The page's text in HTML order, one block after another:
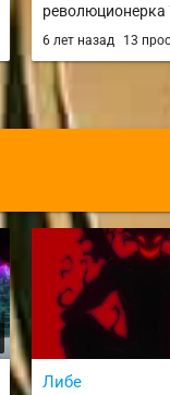
революционерка
Shoujo Kakumei
6 лет назад 13
Либе